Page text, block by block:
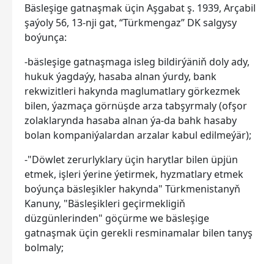
Bäsleşige gatnaşmak üçin Aşgabat ş. 1939, Arçabil
şaýoly 56, 13-nji gat, “Türkmengaz” DK salgysy
boýunça:
-bäsleşige gatnaşmaga isleg bildirýäniň doly ady,
hukuk ýagdaýy, hasaba alnan ýurdy, bank
rekwizitleri hakynda maglumatlary görkezmek
bilen, ýazmaça görnüşde arza tabşyrmaly (ofşor
zolaklarynda hasaba alnan ýa-da bahk hasaby
bolan kompaniýalardan arzalar kabul edilmeýär);
-"Döwlet zerurlyklary üçin harytlar bilen üpjün
etmek, işleri ýerine ýetirmek, hyzmatlary etmek
boýunça bäsleşikler hakynda" Türkmenistanyň
Kanuny, "Bäsleşikleri geçirmekligiň
düzgünlerinden" göçürme we bäsleşige
gatnaşmak üçin gerekli resminamalar bilen tanyş
bolmaly;